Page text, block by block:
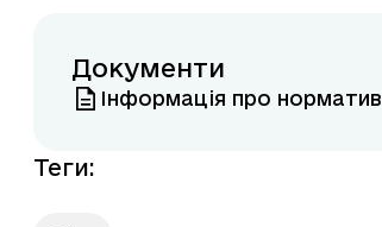
Документи
Інформація про
Теги: